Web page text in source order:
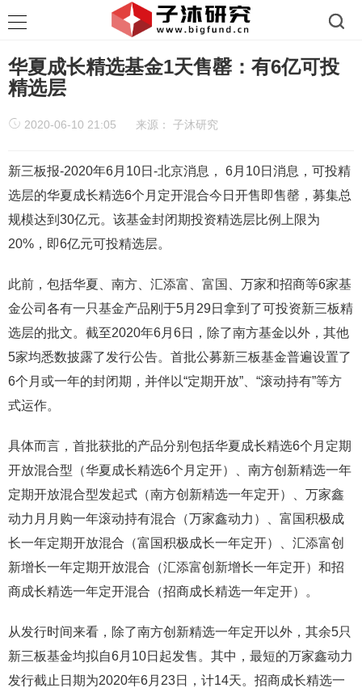
华夏成长精选基金1天售罄：有6亿可投
精选层
2020-06-10 21:05 来源： 子沐研究
新三板报-2020年6月10日-北京消息， 6月10日消息，可投精
选层的华夏成长精选6个月定开混合今日开售即售罄，募集总
规模达到30亿元。该基金封闭期投资精选层比例上限为
20%，即6亿元可投精选层。
此前，包括华夏、南方、汇添富、富国、万家和招商等6家基
金公司各有一只基金产品刚于5月29日拿到了可投资新三板精
选层的批文。截至2020年6月6日，除了南方基金以外，其他
5家均悉数披露了发行公告。首批公募新三板基金普遍设置了
6个月或一年的封闭期，并伴以“定期开放”、“滚动持有”等方
式运作。
具体而言，首批获批的产品分别包括华夏成长精选6个月定期
开放混合型（华夏成长精选6个月定开）、南方创新精选一年
定期开放混合型发起式（南方创新精选一年定开）、万家鑫
动力月月购一年滚动持有混合（万家鑫动力）、富国积极成
长一年定期开放混合（富国积极成长一年定开）、汇添富创
新增长一年定期开放混合（汇添富创新增长一年定开）和招
商成长精选一年定开混合（招商成长精选一年定开）。
从发行时间来看，除了南方创新精选一年定开以外，其余5只
新三板基金均拟自6月10日起发售。其中，最短的万家鑫动力
发行截止日期为2020年6月23日，计14天。招商成长精选一